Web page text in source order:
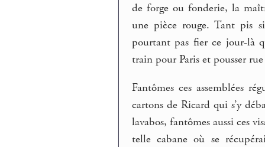
de forge ou fonderie, la
une pièce rouge. Tant pis
pourtant pas fier ce jour-là
train pour Paris et pousser
Fantômes ces assemblées
cartons de Ricard qui s’y
lavabos, fantômes aussi ces
telle cabane où se